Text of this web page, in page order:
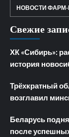
НОВОСТИ ФАРМ-
Свежие
ХК «Сибирь»:
история
Трёхкратный
возглавил
Беларусь
после